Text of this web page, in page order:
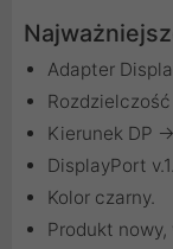
Adapter
Kierunek DP -
DisplayPort
Kolor czarny.
Produkt